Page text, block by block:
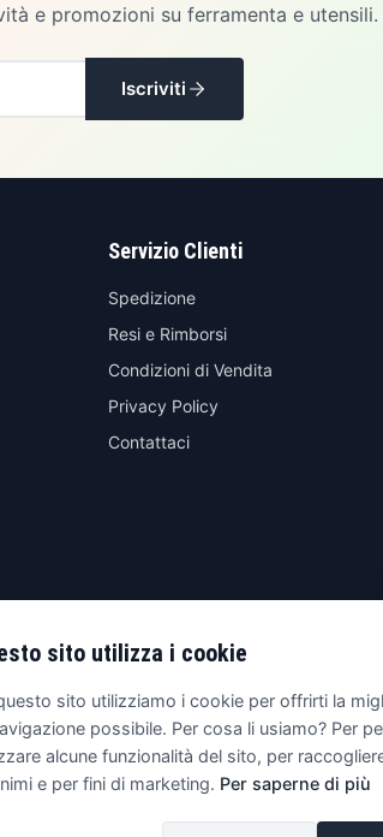
e promozioni su ferramenta e utensili.
Iscriviti
Servizio Clienti
Spedizione
Resi e Rimborsi
Condizioni di Vendita
Privacy Policy
Contattaci
sito utilizza i cookie
sito utilizziamo i cookie per offrirti la
possibile. Per cosa li usiamo? Per
alcune funzionalità del sito, per
e per fini di marketing. Per saperne di più